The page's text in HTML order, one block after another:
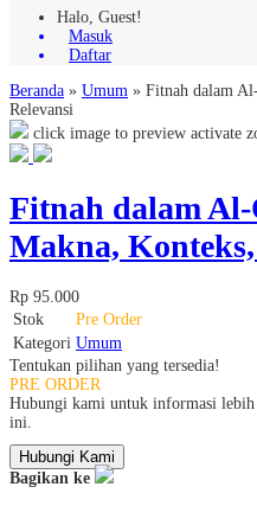
Halo, Guest!
Masuk
Daftar
Beranda » Umum » Fitnah dalam
Relevansi
click image to preview activate
Fitnah dalam
Makna,
Rp 95.000
Stok
Pre Order
Kategori Umum
Tentukan pilihan yang tersedia!
PRE ORDER
Hubungi kami untuk informasi lebih
ini.
Hubungi Kami
Bagikan ke